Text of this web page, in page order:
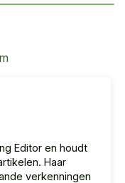
Editor en houdt
Haar
verkenningen